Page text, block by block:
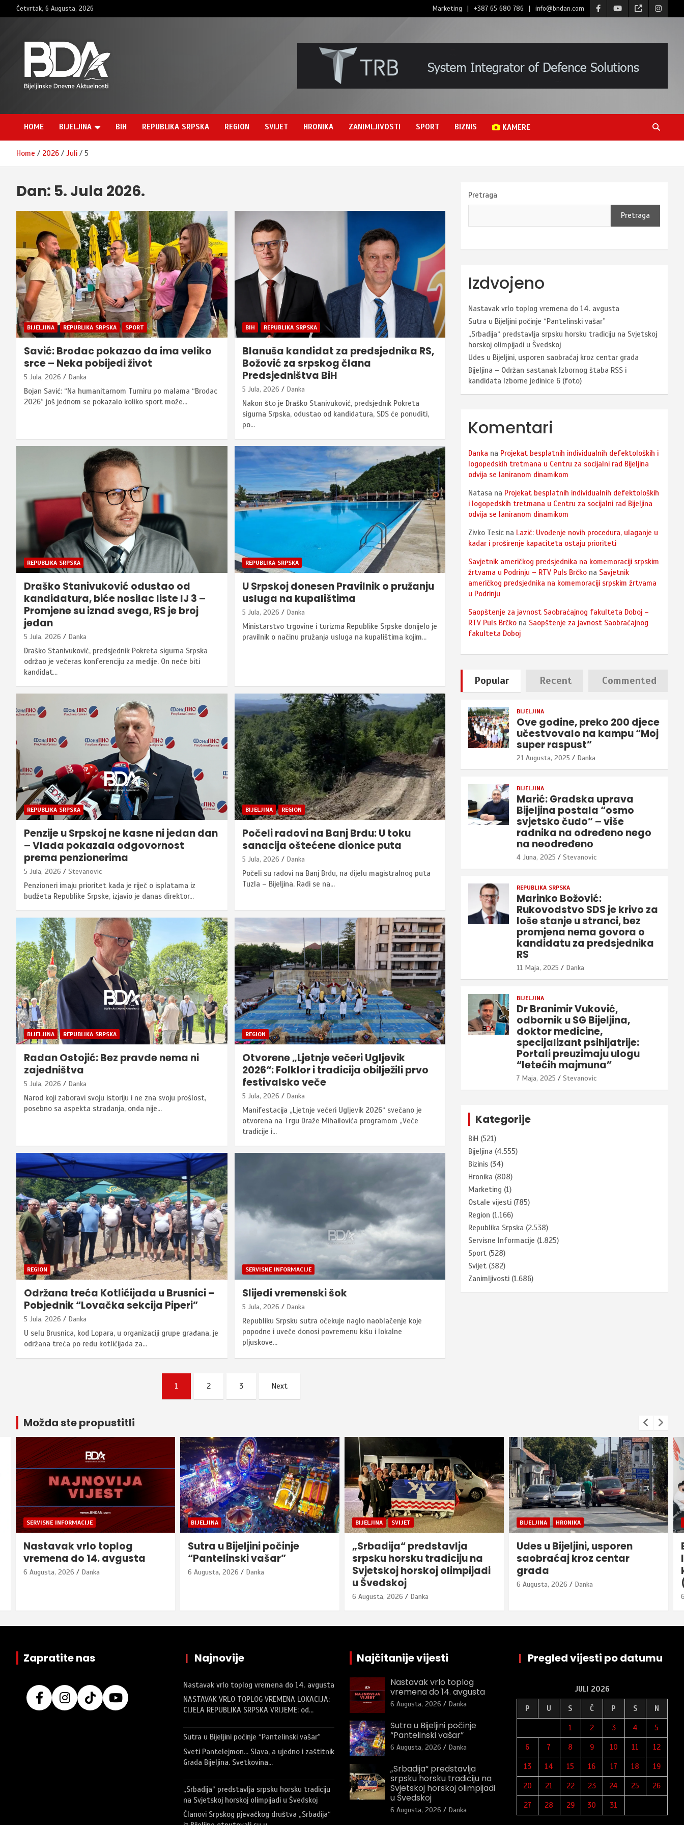
to
Četvrtak, 6 Augusta, 2026 Marketing +387 65 680 786 info@bndan.com
BNDAN.com
HOME BIJELJINA BIH REPUBLIKA SRPSKA REGION SVIJET HRONIKA ZANIMLJIVOSTI SPORT BIZNIS KAMERE
Home 2026 Juli 5
Dan: 5. Jula 2026.
BIJELJINA REPUBLIKA SRPSKA SPORT
Savić: Brodac pokazao da ima veliko
srce – Neka pobijedi život
5 Jula, 2026 Danka
Bojan Savić: “Na humanitarnom Turniru po malama “Brodac
2026” još jednom se pokazalo koliko sport može…
BIH REPUBLIKA SRPSKA
Blanuša kandidat za predsjednika RS,
Božović za srpskog člana
Predsjedništva BiH
5 Jula, 2026 Danka
Nakon što je Draško Stanivuković, predsjednik Pokreta
sigurna Srpska, odustao od kandidatura, SDS će ponuditi,
po…
REPUBLIKA SRPSKA
Draško Stanivuković odustao od
kandidatura, biće nosilac liste IJ 3 –
Promjene su iznad svega, RS je broj
jedan
5 Jula, 2026 Danka
Draško Stanivuković, predsjednik Pokreta sigurna Srpska
održao je večeras konferenciju za medije. On neće biti
kandidat…
REPUBLIKA SRPSKA
U Srpskoj donesen Pravilnik o pružanju
usluga na kupalištima
5 Jula, 2026 Danka
Ministarstvo trgovine i turizma Republike Srpske donijelo je
pravilnik o načinu pružanja usluga na kupalištima kojim…
REPUBLIKA SRPSKA
Penzije u Srpskoj ne kasne ni jedan dan
– Vlada pokazala odgovornost
prema penzionerima
5 Jula, 2026 Stevanovic
Penzioneri imaju prioritet kada je riječ o isplatama iz
budžeta Republike Srpske, izjavio je danas direktor…
BIJELJINA REGION
Počeli radovi na Banj Brdu: U toku
sanacija oštećene dionice puta
5 Jula, 2026 Danka
Počeli su radovi na Banj Brdu, na dijelu magistralnog puta
Tuzla – Bijeljina. Radi se na…
BIJELJINA REPUBLIKA SRPSKA
Radan Ostojić: Bez pravde nema ni
zajedništva
5 Jula, 2026 Danka
Narod koji zaboravi svoju istoriju i ne zna svoju prošlost,
posebno sa aspekta stradanja, onda nije…
REGION
Otvorene „Ljetnje večeri Ugljevik
2026“: Folklor i tradicija obilježili prvo
festivalsko veče
5 Jula, 2026 Danka
Manifestacija „Ljetnje večeri Ugljevik 2026“ svečano je
otvorena na Trgu Draže Mihailovića programom „Veče
tradicije i…
REGION
Održana treća Kotlićijada u Brusnici –
Pobjednik “Lovačka sekcija Piperi”
5 Jula, 2026 Danka
U selu Brusnica, kod Lopara, u organizaciji grupe građana, je
održana treća po redu kotlićijada za…
SERVISNE INFORMACIJE
Slijedi vremenski šok
5 Jula, 2026 Danka
Republiku Srpsku sutra očekuje naglo naoblačenje koje
popodne i uveče donosi povremenu kišu i lokalne
pljuskove…
1 2 3 Next
Pretraga
Pretraga
Izdvojeno
Nastavak vrlo toplog vremena do 14. avgusta
Sutra u Bijeljini počinje “Pantelinski vašar”
„Srbadija“ predstavlja srpsku horsku tradiciju na Svjetskoj
horskoj olimpijadi u Švedskoj
Udes u Bijeljini, usporen saobraćaj kroz centar grada
Bijeljina – Održan sastanak Izbornog štaba RSS i
kandidata Izborne jedinice 6 (foto)
Komentari
Danka na Projekat besplatnih individualnih defektoloških i
logopedskih tretmana u Centru za socijalni rad Bijeljina
odvija se laniranom dinamikom
Natasa na Projekat besplatnih individualnih defektoloških
i logopedskih tretmana u Centru za socijalni rad Bijeljina
odvija se laniranom dinamikom
Zivko Tesic na Lazić: Uvođenje novih procedura, ulaganje u
kadar i proširenje kapaciteta ostaju prioriteti
Savjetnik američkog predsjednika na komemoraciji srpskim
žrtvama u Podrinju – RTV Puls Brčko na Savjetnik
američkog predsjednika na komemoraciji srpskim žrtvama
u Podrinju
Saopštenje za javnost Saobraćajnog fakulteta Doboj –
RTV Puls Brčko na Saopštenje za javnost Saobraćajnog
fakulteta Doboj
Popular Recent Commented
BIJELJINA
Ove godine, preko 200 djece
učestvovalo na kampu “Moj
super raspust”
21 Augusta, 2025 Danka
BIJELJINA
Marić: Gradska uprava
Bijeljina postala “osmo
svjetsko čudo” – više
radnika na određeno nego
na neodređeno
4 Juna, 2025 Stevanovic
REPUBLIKA SRPSKA
Marinko Božović:
Rukovodstvo SDS je krivo za
loše stanje u stranci, bez
promjena nema govora o
kandidatu za predsjednika
RS
11 Maja, 2025 Danka
BIJELJINA
Dr Branimir Vuković,
odbornik u SG Bijeljina,
doktor medicine,
specijalizant psihijatrije:
Portali preuzimaju ulogu
“letećih majmuna”
7 Maja, 2025 Stevanovic
Kategorije
BiH (521)
Bijeljina (4.555)
Bizinis (34)
Hronika (808)
Marketing (1)
Ostale vijesti (785)
Region (1.166)
Republika Srpska (2.538)
Servisne Informacije (1.825)
Sport (528)
Svijet (382)
Zanimljivosti (1.686)
Možda ste propustitli
BIJELJINA
Sutra u Bijeljini počinje
“Pantelinski vašar”
6 Augusta, 2026 Danka
BIJELJINA SVIJET
„Srbadija“ predstavlja
srpsku horsku tradiciju na
Svjetskoj horskoj olimpijadi
BIJELJINA HRONIKA
Udes u Bijeljini, usporen
saobraćaj kroz centar
grada
6 Augusta, 2026
BIJELJINA
Bijeljina – Održan sastanak
Izbornog štaba RSS i
kandidata Izborne jedinice 6
(foto)
Zapratite nas | Najnovije
Nastavak vrlo toplog vremena do 14. avgusta
NASTAVAK VRLO TOPLOG VREMENA LOKACIJA:
CIJELA REPUBLIKA SRPSKA VRIJEME: od…
Sutra u Bijeljini počinje “Pantelinski vašar”
Sveti Pantelejmon… Slava, a ujedno i zaštitnik
Grada Bijeljina. Svetkovina…
„Srbadija“ predstavlja srpsku horsku tradiciju
na Svjetskoj horskoj olimpijadi u Švedskoj
Članovi Srpskog pjevačkog društva „Srbadija“
Najčitanije vijesti
Nastavak vrlo toplog
vremena do 14. avgusta
6 Augusta, 2026 Danka
Sutra u Bijeljini počinje
“Pantelinski vašar”
6 Augusta, 2026 Danka
„Srbadija“ predstavlja
srpsku horsku tradiciju na
Svjetskoj horskoj olimpijadi
u Švedskoj
6 Augusta, 2026 Danka
| Pregled vijesti po datumu
JULI 2026
P U S Č P S N
1 2 3 4 5
6 7 8 9 10 11 12
13 14 15 16 17 18 19
20 21 22 23 24 25 26
27 28 29 30 31